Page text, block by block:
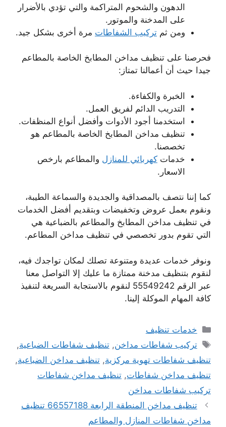
الدهون والشحوم المتراكمة والتي تؤدي بالأضرار
على المدخنة والموتور.
ومن ثم تركيب الشفاطات مرة أخرى بشكل جيد.
فحرصنا على تنظيف مداخن المطابخ الخاصة بالمطاعم
جيدا حيث أن أعمالنا تمتاز:
الخبرة والكفاءة.
التدريب الدائم لفريق العمل.
استخدمنا أجود الأدوات وأفضل أنواع المنظفات.
تنظيف مداخن المطابخ الخاصة بالمطاعم هو
تخصصنا.
خدمات كهربائي للمنازل والمطاعم بارخص
الاسعار.
كما إننا نتصف بالمصداقية والجديدة والسماعة الطيبة،
ونقوم بعمل عروض وتخفيضات وبتقديم أفضل الخدمات
في تنظيف مداخن المطابخ والمطاعم بالضباعية هي
التي تقوم بدور تخصصي في تنظيف مداخن المطاعم.
ونوفر خدمات عديدة ومتنوعة تصلك لمكان تواجدك فيه،
لنقوم بتنظيف مدخنة ممتازة ما عليك إلا التواصل معنا
عبر الرقم 55549242 لنقوم بالاستجابة السريعة لتنفيذ
كافة المهام الموكلة إلينا.
التصنيفات
خدمات تنظيف
الوسوم
تركيب شفاطات مداخن,تنظيف شفاطات الضباعية,
تنظيف شفاطات تهوية مركزية, تنظيف مداخن الضباعية,
تنظيف مداخن شفاطات, تنظيف مداخن شفاطات
تركيب شفاطات مداخن
تنظيف مداخن المنطقة الرابعة 66557188 تنظيف
مداخن شفاطات المنازل والمطاعم